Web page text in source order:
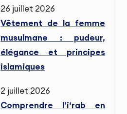
26 juillet 2026
Vêtement de la femme
musulmane : pudeur,
élégance et principes
islamiques
2 juillet 2026
Comprendre l’i‘rab en